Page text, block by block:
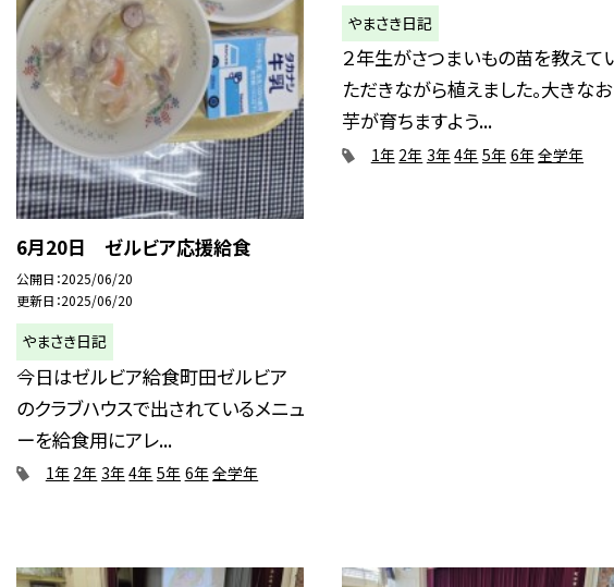
6月20日 ゼルビア応援給食
公開日 2025/06/20
更新日 2025/06/20
やまさき日記
今日はゼルビア給食町田ゼルビア
のクラブハウスで出されているメニュ
ーを給食用にアレ...
1年 2年 3年4年 5年 6年全学年
やまさき日記
２年生がさつまいもの苗を教えて
ただきながら植えました。大きなお
芋が育ちますよう...
1年 2年 3年4年 5年 6年全学年